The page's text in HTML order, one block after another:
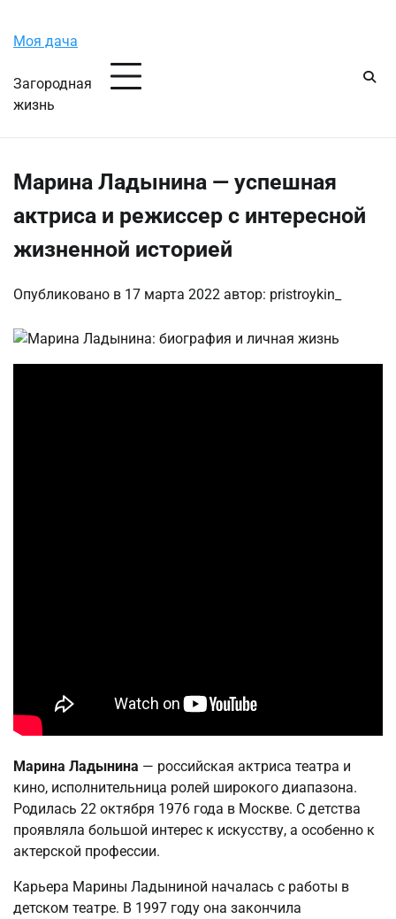
содержимому
Моя дача
Загородная
жизнь
Марина Ладынина — успешная
актриса и режиссер с интересной
жизненной историей
Опубликовано в 17 марта 2022 автор: pristroykin_
Марина Ладынина — российская актриса театра и
кино, исполнительница ролей широкого диапазона.
Родилась 22 октября 1976 года в Москве. С детства
проявляла большой интерес к искусству, а особенно к
актерской профессии.
Карьера Марины Ладыниной началась с работы в
детском театре. В 1997 году она закончила